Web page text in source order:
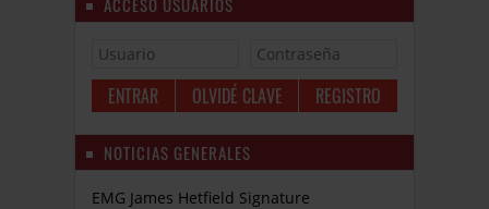
OLVIDÉ CLAVE REGISTRO
NOTICIAS GENERALES
EMG James Hetfield Signature